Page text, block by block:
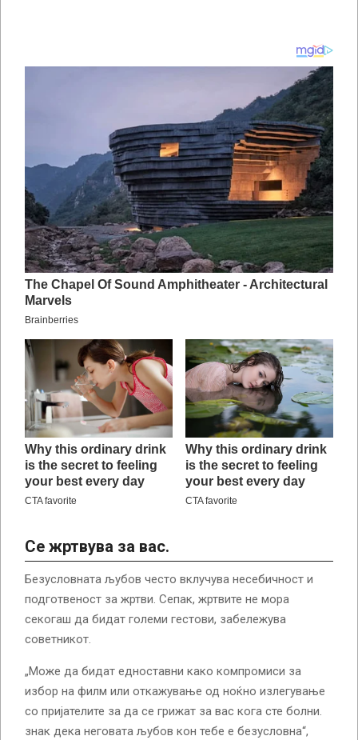
Се жртвува за вас.
Безусловната љубов често вклучува несебичност и
подготвеност за жртви. Сепак, жртвите не мора
секогаш да бидат големи гестови, забележува
советникот.
„Може да бидат едноставни како компромиси за
избор на филм или откажување од ноќно излегување
со пријателите за да се грижат за вас кога сте болни.
знак дека неговата љубов кон тебе е безусловна“,